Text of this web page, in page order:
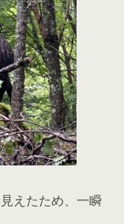
えたため、一瞬